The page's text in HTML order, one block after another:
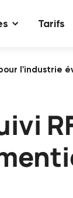
Tarifs
l'industrie